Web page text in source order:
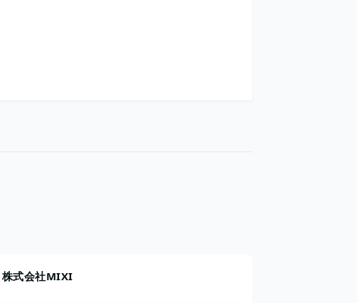
株式会社MIXI